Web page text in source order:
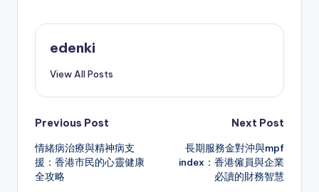
edenki
View All Posts
Post
navigation
Previous Post
情緒病治療與精神病支
援：香港市民的心靈健康
全攻略
Next Post
長期服務金對沖與mpf
index：香港僱員與企業
必讀的財務智慧